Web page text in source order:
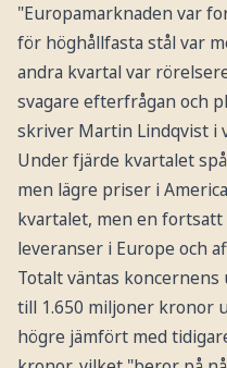
"Europamarknaden var
för höghållfasta stål var
andra kvartal var
svagare efterfrågan och
skriver Martin Lindqvist i
Under fjärde kvartalet
men lägre priser i
kvartalet, men en
leveranser i Europe och
Totalt väntas
till 1.650 miljoner kronor
högre jämfört med